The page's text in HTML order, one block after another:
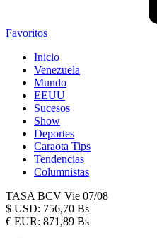
Favoritos
Inicio
Venezuela
Mundo
EEUU
Sucesos
Show
Deportes
Caraota Tips
Tendencias
Columnistas
TASA BCV Vie 07/08
$ USD: 756,70 Bs
€ EUR: 871,89 Bs